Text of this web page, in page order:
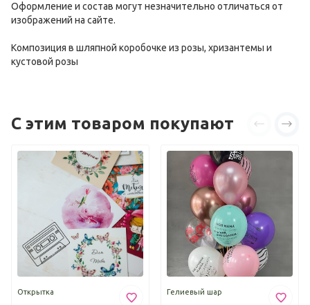
Оформление и состав могут незначительно отличаться от
изображений на сайте.
Композиция в шляпной коробочке из розы, хризантемы и
кустовой розы
С этим товаром покупают
Открытка Гелиевый шар